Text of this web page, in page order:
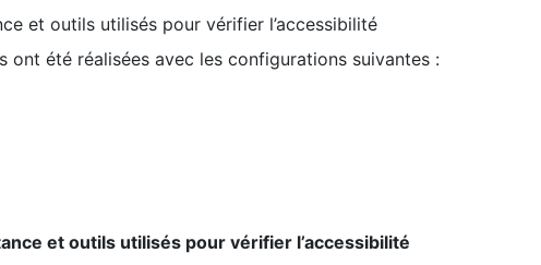
et outils utilisés pour vérifier l’accessibilité
été réalisées avec les configurations suivantes :
et outils utilisés pour vérifier l’accessibilité